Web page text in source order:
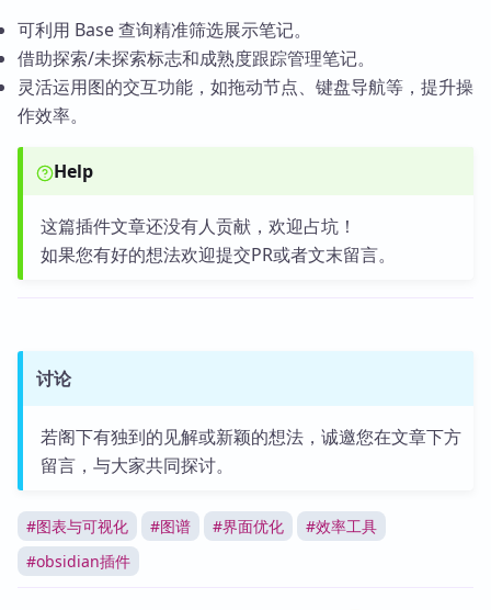
可利用 Base 查询精准筛选展示笔记。
借助探索/未探索标志和成熟度跟踪管理笔记。
灵活运用图的交互功能，如拖动节点、键盘导航等，提升操
作效率。
Help
这篇插件文章还没有人贡献，欢迎占坑！
如果您有好的想法欢迎提交PR或者文末留言。
讨论
若阁下有独到的见解或新颖的想法，诚邀您在文章下方
留言，与大家共同探讨。
#图表与可视化 #图谱 #界面优化 #效率工具
#obsidian插件